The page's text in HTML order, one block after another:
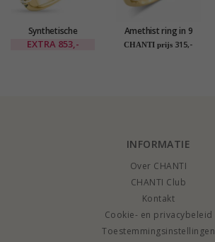
Synthetische
smaragd gouden
EXTRA 853,-
Amethist ring in 9
karaat goud - Gold
CHANTI prijs 315,-
INFORMATIE
Over CHANTI
CHANTI Club
Kontakt
Cookie- en privacybeleid
Toestemmingsinstellingen